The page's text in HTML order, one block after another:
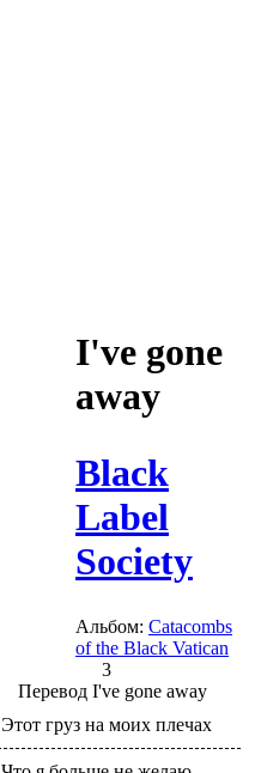
I've gone
away
Black
Label
Society
Альбом: Catacombs
of the Black Vatican
3
Перевод I've gone away
Этот груз на моих плечах